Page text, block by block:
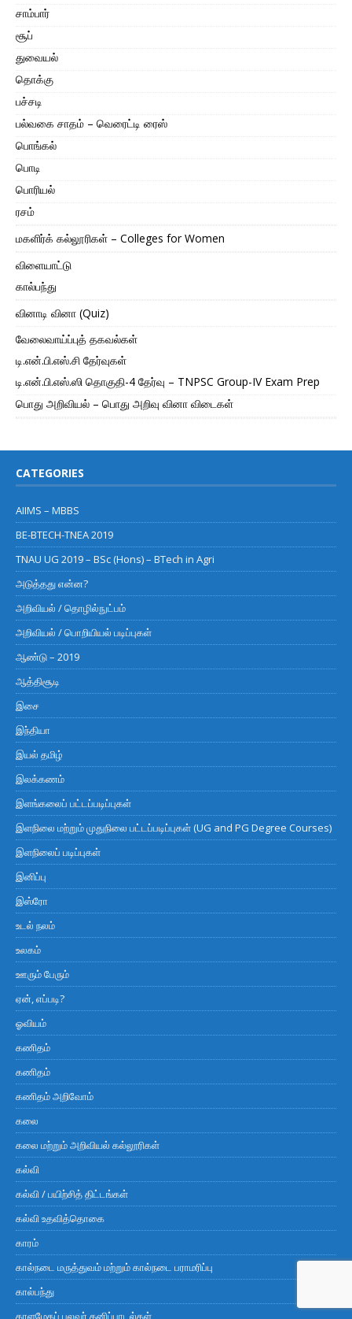
சாம்பார்
சூப்
துவையல்
தொக்கு
பச்சடி
பல்வகை சாதம் – வெரைட்டி ரைஸ்
பொங்கல்
பொடி
பொரியல்
ரசம்
மகளிர்க் கல்லூரிகள் – Colleges for Women
விளையாட்டு
கால்பந்து
வினாடி வினா (Quiz)
வேலைவாய்ப்புத் தகவல்கள்
டி.என்.பி.எஸ்.சி தேர்வுகள்
டி.என்.பி.எஸ்.ஸி தொகுதி-4 தேர்வு – TNPSC Group-IV Exam Prep
பொது அறிவியல் – பொது அறிவு வினா விடைகள்
CATEGORIES
AIIMS – MBBS
BE-BTECH-TNEA 2019
TNAU UG 2019 – BSc (Hons) – BTech in Agri
அடுத்தது என்ன?
அறிவியல் / தொழில்நுட்பம்
அறிவியல் / பொறியியல் படிப்புகள்
ஆண்டு – 2019
ஆத்திசூடி
இசை
இந்தியா
இயல் தமிழ்
இலக்கணம்
இளங்கலைப் பட்டப்படிப்புகள்
இளநிலை மற்றும் முதுநிலை பட்டப்படிப்புகள் (UG and PG Degree Courses)
இளநிலைப் படிப்புகள்
இனிப்பு
இஸ்ரோ
உடல் நலம்
உலகம்
ஊரும் பேரும்
ஏன், எப்படி?
ஓவியம்
கணிதம்
கணிதம்
கணிதம் அறிவோம்
கலை
கலை மற்றும் அறிவியல் கல்லூரிகள்
கல்வி
கல்வி / பயிற்சித் திட்டங்கள்
கல்வி உதவித்தொகை
காரம்
கால்நடை மருத்துவம் மற்றும் கால்நடை பராமரிப்பு
கால்பந்து
காளமேகப் புலவர் தனிப்பாடல்கள்